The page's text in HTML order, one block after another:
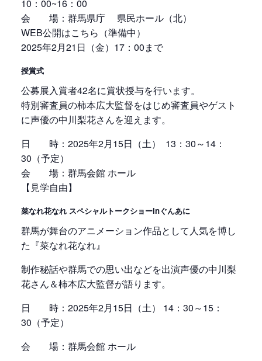
10：00~16：00
会 場：群馬県庁 県民ホール（北）
WEB公開はこちら（準備中）
2025年2月21日（金）17：00まで
授賞式
公募展入賞者42名に賞状授与を行います。
特別審査員の柿本広大監督をはじめ審査員やゲスト
に声優の中川梨花さんを迎えます。
日 時：2025年2月15日（土） 13：30～14：
30（予定）
会 場：群馬会館 ホール
【見学自由】
菜なれ花なれ スペシャルトークショーinぐんあに
群馬が舞台のアニメーション作品として人気を博し
た『菜なれ花なれ』
制作秘話や群馬での思い出などを出演声優の中川梨
花さん＆柿本広大監督が語ります。
日 時：2025年2月15日（土） 14：30～15：
30（予定）
会 場：群馬会館 ホール